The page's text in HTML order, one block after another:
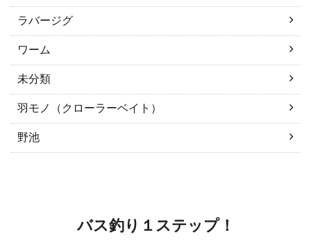
ラバージグ
ワーム
未分類
羽モノ（クローラーベイト）
野池
バス釣り１ステップ！